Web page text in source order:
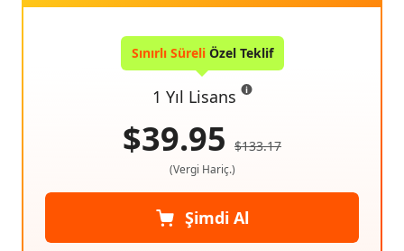
Sınırlı SüreliÖzel Teklif
1 Yıl Lisans
$39.95 $133.17
(Vergi Hariç.)
Şimdi Al